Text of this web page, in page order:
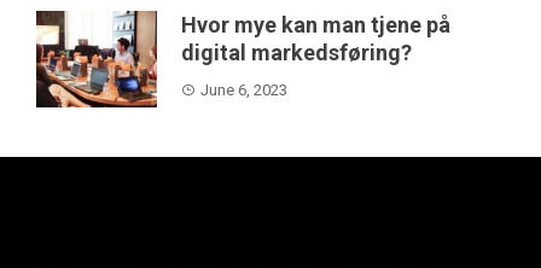
Hvor mye kan man tjene på
digital markedsføring?
June 6, 2023